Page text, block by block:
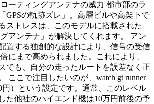
ーティングアンテナの威力 都市部のラ
GPSの軌跡ズレ」。高層ビルや高架下で
ストレスは、このモデルに搭載された
グアンテナ」が解決してくれます。 アン
置する独創的な設計により、信号の受信
にまで高められました。これにより、
でも、自分の走ったルートを誤差なく正
ここで注目したいのが、watch gt runner
円）という設定です。通常、このレベル
た他社のハイエンド機は10万円前後の予